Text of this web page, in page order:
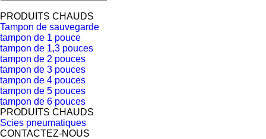
PRODUITS CHAUDS
Tampon de sauvegarde
tampon de 1 pouce
tampon de 1,3 pouces
tampon de 2 pouces
tampon de 3 pouces
tampon de 4 pouces
tampon de 5 pouces
tampon de 6 pouces
PRODUITS CHAUDS
Scies pneumatiques
CONTACTEZ-NOUS